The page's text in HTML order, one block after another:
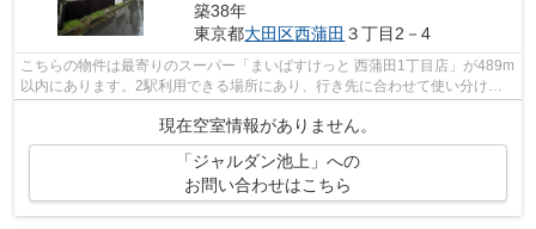
築38年
東京都大田区西蒲田 ３丁目2－4
こちらの物件は最寄りのスーパー「まいばすけっと 西蒲田1丁目店」が489m
以内にあります。2駅利用できる場所にあり、行き先に合わせて使い分けが
現在空室情報がありません。
「ジャルダン池上」への
お問い合わせはこちら